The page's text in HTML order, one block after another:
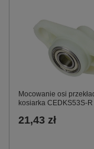
Mocowanie osi
kosiarka CEDKS53S-
21,43 zł